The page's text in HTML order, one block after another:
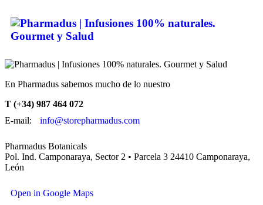
En Pharmadus sabemos mucho de lo nuestro
T (+34) 987 464 072
E-mail:
info@storepharmadus.com
Pharmadus Botanicals
Pol. Ind. Camponaraya, Sector 2 • Parcela 3 24410 Camponaraya,
León
Open in Google Maps